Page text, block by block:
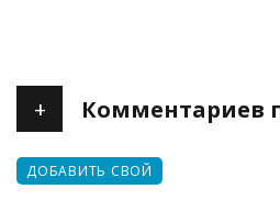
+ Комментариев
ДОБАВИТЬ СВОЙ